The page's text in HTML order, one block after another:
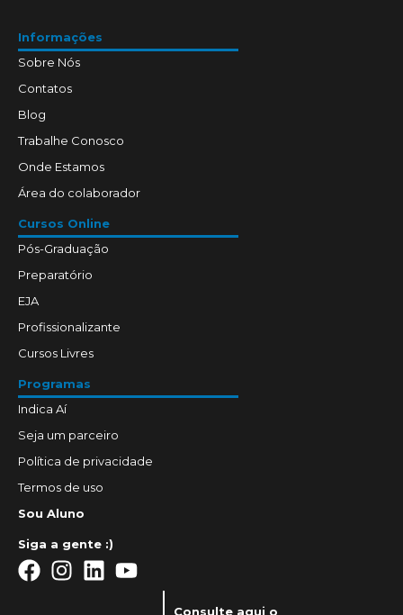
Informações
Sobre Nós
Contatos
Blog
Trabalhe Conosco
Onde Estamos
Área do colaborador
Cursos Online
Pós-Graduação
Preparatório
EJA
Profissionalizante
Cursos Livres
Programas
Indica Aí
Seja um parceiro
Política de privacidade
Termos de uso
Sou Aluno
Siga a gente :)
Consulte aqui o